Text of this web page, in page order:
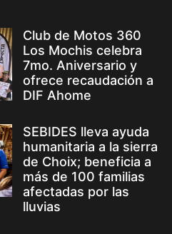
Club de Motos 360
Los Mochis celebra
7mo. Aniversario y
ofrece recaudación a
DIF Ahome
SEBIDES lleva ayuda
humanitaria a la sierra
de Choix; beneficia a
más de 100 familias
afectadas por las
lluvias